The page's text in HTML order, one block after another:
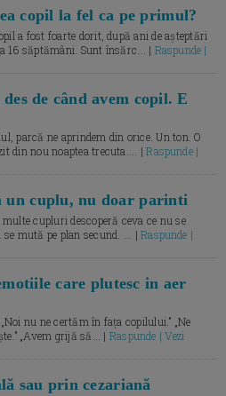
copil la fel ca pe primul?
a fost foarte dorit, după ani de așteptări
16 săptămâni. Sunt însărc... | Raspunde |
de când avem copil. E
parcă ne aprindem din orice. Un ton. O
din nou noaptea trecuta.... |Raspunde |
un cuplu, nu doar parinti
cupluri descoperă ceva ce nu se
se mută pe plan secund. ... |Raspunde |
care plutesc in aer
nu ne certăm în fața copilului.” „Ne
„Avem grijă să... | Raspunde | Vezi
sau prin cezariană